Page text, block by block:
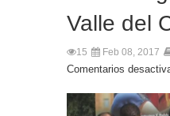
Valle del
15 Feb 08, 2017
Comentarios